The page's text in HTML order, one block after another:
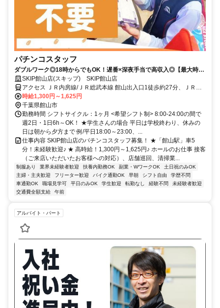
パチンコスタッフ
ダブルワーク◎18時からでもOK！遅番×深夜手当で高収入◎【最大時給
1625円】
SKIP館山店(スキップ) SKIP館山店
アクセス ＪＲ内房線/ＪＲ総武本線 館山出入口1徒歩約27分、ＪＲ内
房線/ＪＲ総武本線 那古船形徒歩約42分、ＪＲ内房線 九重徒歩約56分
JR内房線「館山駅」１番出口より車で5分
時給1,300円～1,625円
千葉県館山市
勤務時間 シフトサイクル：1ヶ月 <希望シフト制> 8:00-24:00の間で
週2日・1日6h～OK！ ★学生さんの場合 平日は学校終わり、休みの
日は朝から夕方まで 例/平日18:00～23:00、...
仕事内容 SKIP館山店のパチンコスタッフ募集！ ★「館山駅」車5
分！未経験歓迎♪ ★ 高時給！1,300円～1,625円♪ ホールのお仕事 接客
（ご来店いただいたお客様への対応）、店舗巡回、清掃業...
制服あり 業界未経験者歓迎 扶養内勤務OK 副業・WワークOK
土日祝のみOK
主婦・主夫歓迎
フリーター歓迎 バイク通勤OK 早朝 シフト自由
学歴不問
車通勤OK
職場見学可 平日のみOK 学生歓迎 転勤なし 経験不問
未経験者歓迎
交通費全額支給
午前
アルバイト・パート